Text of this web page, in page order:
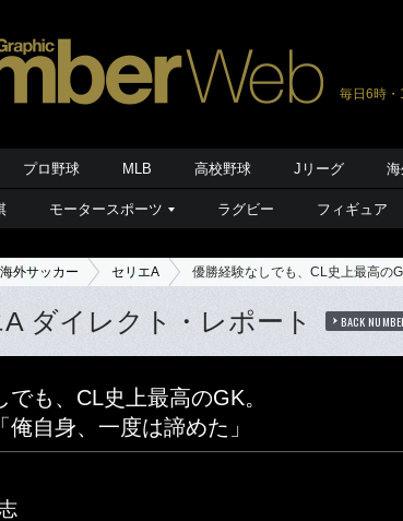
毎日6時
プロ野球 MLB 高校野球 Jリーグ
モータースポーツ ラグビー フィギュア
海外サッカー セリエA 優勝経験なしでも、CL史上最高の
ダイレクト・レポート BACK
も、CL史上最高のGK。
俺自身、一度は諦めた」